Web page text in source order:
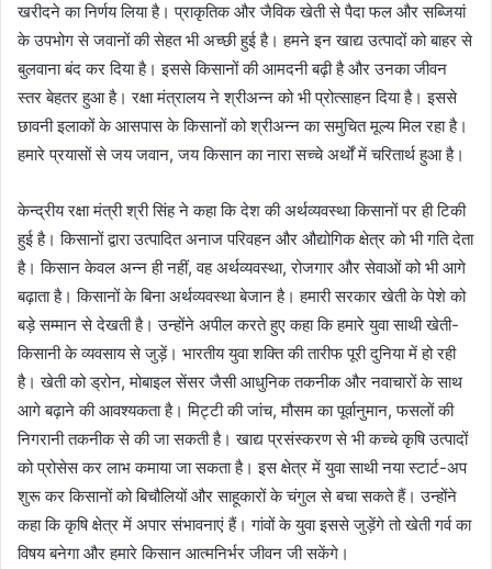
खरीदने का निर्णय लिया है। प्राकृतिक और जैविक खेती से पैदा फल और सब्जियां
के उपभोग से जवानों की सेहत भी अच्छी हुई है। हमने इन खाद्य उत्पादों को बाहर से
बुलवाना बंद कर दिया है। इससे किसानों की आमदनी बढ़ी है और उनका जीवन
स्तर बेहतर हुआ है। रक्षा मंत्रालय ने श्रीअन्न को भी प्रोत्साहन दिया है। इससे
छावनी इलाकों के आसपास के किसानों को श्रीअन्न का समुचित मूल्य मिल रहा है।
हमारे प्रयासों से जय जवान, जय किसान का नारा सच्चे अर्थों में चरितार्थ हुआ है।
केन्द्रीय रक्षा मंत्री श्री सिंह ने कहा कि देश की अर्थव्यवस्था किसानों पर ही टिकी
हुई है। किसानों द्वारा उत्पादित अनाज परिवहन और औद्योगिक क्षेत्र को भी गति देता
है। किसान केवल अन्न ही नहीं, वह अर्थव्यवस्था, रोजगार और सेवाओं को भी आगे
बढ़ाता है। किसानों के बिना अर्थव्यवस्था बेजान है। हमारी सरकार खेती के पेशे को
बड़े सम्मान से देखती है। उन्होंने अपील करते हुए कहा कि हमारे युवा साथी खेती-
किसानी के व्यवसाय से जुड़ें। भारतीय युवा शक्ति की तारीफ पूरी दुनिया में हो रही
है। खेती को ड्रोन, मोबाइल सेंसर जैसी आधुनिक तकनीक और नवाचारों के साथ
आगे बढ़ाने की आवश्यकता है। मिट्टी की जांच, मौसम का पूर्वानुमान, फसलों की
निगरानी तकनीक से की जा सकती है। खाद्य प्रसंस्करण से भी कच्चे कृषि उत्पादों
को प्रोसेस कर लाभ कमाया जा सकता है। इस क्षेत्र में युवा साथी नया स्टार्ट-अप
शुरू कर किसानों को बिचौलियों और साहूकारों के चंगुल से बचा सकते हैं। उन्होंने
कहा कि कृषि क्षेत्र में अपार संभावनाएं हैं। गांवों के युवा इससे जुड़ेंगे तो खेती गर्व का
विषय बनेगा और हमारे किसान आत्मनिर्भर जीवन जी सकेंगे।